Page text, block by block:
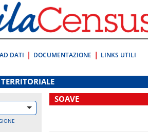
DATI DOCUMENTAZIONE LINKS UTILI
SOAVE